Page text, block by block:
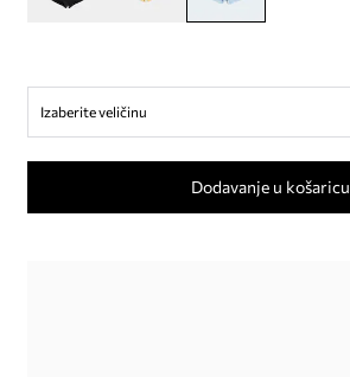
Izaberite veličinu
Dodavanje u košaricu